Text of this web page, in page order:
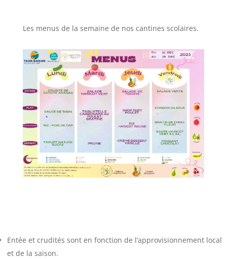
Les menus de la semaine de nos cantines scolaires.
Entée et crudités sont en fonction de l’approvisionnement local
et de la saison.